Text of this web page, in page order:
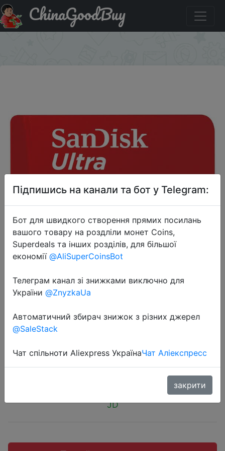
Знижка на Карта памяти/ карта TF для мобильных
устройств MicroSDHC UHS-I 200GB.
ChinaGoodBuy
2019-01-19
Карта памяти/ карта TF для
мобильных устройств MicroSDHC
UHS-I 200GB.
$31.9
JD
Підпишись на канали та бот у Telegram:
Бот для швидкого створення прямих посилань
вашого товару на роздліли монет Coins,
Superdeals та інших розділів, для більшої
економії @AliSuperCoinsBot
Телеграм канал зі знижками виключно для
України @ZnyzkaUa
Автоматичний збирач знижок з різних джерел
@SaleStack
Чат спільноти Aliexpress УкраїнаЧат Аліекспресс
закрити